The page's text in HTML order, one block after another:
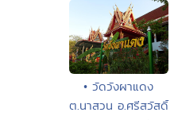
• วัดวังผาแดง
ต.นาสวน อ.ศรีสวัสดิ์